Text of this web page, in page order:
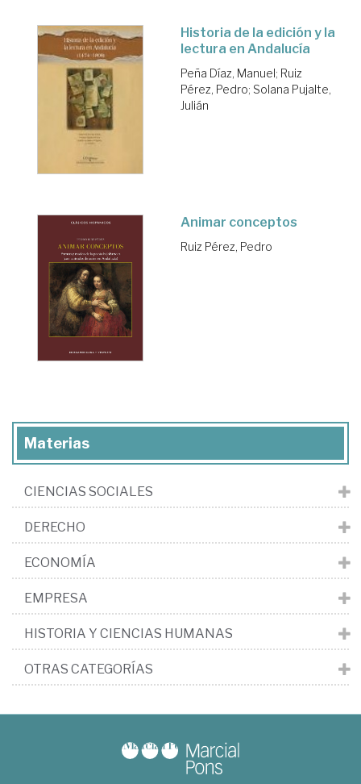
Historia de la edición y la
lectura en Andalucía
Peña Díaz, Manuel; Ruiz
Pérez, Pedro; Solana Pujalte,
Julián
Animar conceptos
Ruiz Pérez, Pedro
Materias
CIENCIAS SOCIALES
DERECHO
ECONOMÍA
EMPRESA
HISTORIA Y CIENCIAS HUMANAS
OTRAS CATEGORÍAS